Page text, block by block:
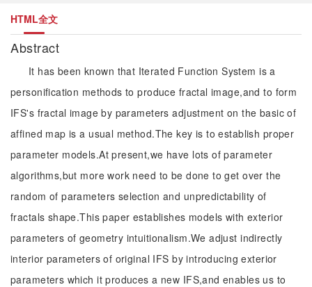
HTML全文
Abstract
It has been known that Iterated Function System is a
personification methods to produce fractal image,and to form
IFS's fractal image by parameters adjustment on the basic of
affined map is a usual method.The key is to establish proper
parameter models.At present,we have lots of parameter
algorithms,but more work need to be done to get over the
random of parameters selection and unpredictability of
fractals shape.This paper establishes models with exterior
parameters of geometry intuitionalism.We adjust indirectly
interior parameters of original IFS by introducing exterior
parameters which it produces a new IFS,and enables us to